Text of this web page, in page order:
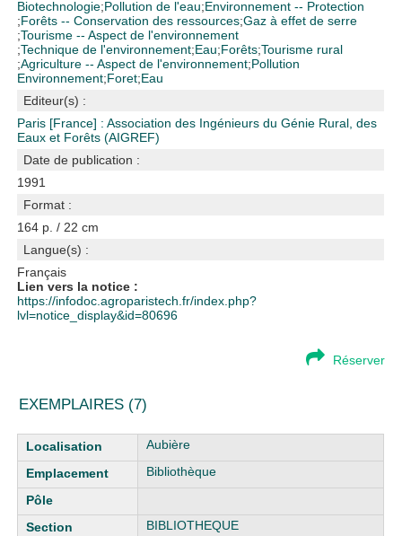
Biotechnologie;Pollution de l'eau;Environnement -- Protection
;Forêts -- Conservation des ressources;Gaz à effet de serre
;Tourisme -- Aspect de l'environnement
;Technique de l'environnement;Eau;Forêts;Tourisme rural
;Agriculture -- Aspect de l'environnement;Pollution
Environnement;Foret;Eau
Editeur(s) :
Paris [France] : Association des Ingénieurs du Génie Rural, des
Eaux et Forêts (AIGREF)
Date de publication :
1991
Format :
164 p. / 22 cm
Langue(s) :
Français
Lien vers la notice :
https://infodoc.agroparistech.fr/index.php?
lvl=notice_display&id=80696
Réserver
EXEMPLAIRES (7)
Liste des exemplaires
Aubière
Bibliothèque
BIBLIOTHEQUE